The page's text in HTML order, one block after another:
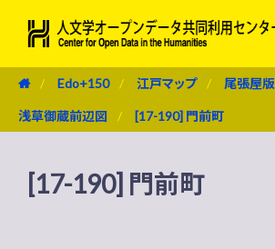
Edo+150 江戸マップ 尾張屋版
浅草御蔵前辺図 [17-190] 門前町
[17-190] 門前町